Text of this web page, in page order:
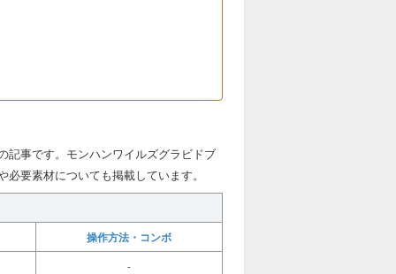
記事です。モンハンワイルズグラビドブ
要素材についても掲載しています。
操作方法・コンボ
-